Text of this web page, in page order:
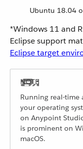
Ubuntu 18.04
*Windows 11 and
Eclipse support
Eclipse target
Running real-
your operating
on Anypoint
is prominent on
macOS.